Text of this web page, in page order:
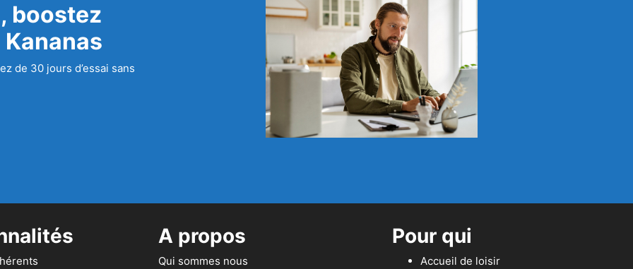
boostez
de 30 jours d’essai sans
A propos
Qui sommes nous
Pour qui
Accueil de loisir